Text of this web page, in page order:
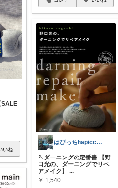
いね
はぴっちhapicchi💎🏃感謝💐
🪡ダーニングの定番書 【野
口光の、ダーニングでリペ
アメイク】...
￥ 1,540